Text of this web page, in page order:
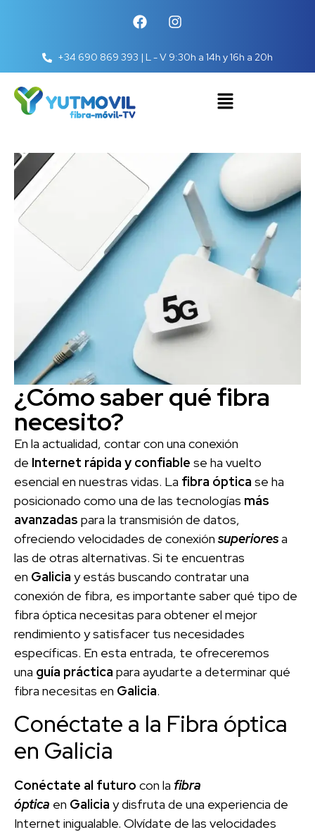
+34 690 869 393 | L - V 9:30h a 14h y 16h a 20h
¿Cómo saber qué fibra
necesito?
En la actualidad, contar con una conexión
de Internet rápida y confiable se ha vuelto
esencial en nuestras vidas. La fibra óptica se ha
posicionado como una de las tecnologías más
avanzadas para la transmisión de datos,
ofreciendo velocidades de conexión superioresa
las de otras alternativas. Si te encuentras
en Galicia y estás buscando contratar una
conexión de fibra, es importante saber qué tipo de
fibra óptica necesitas para obtener el mejor
rendimiento y satisfacer tus necesidades
específicas. En esta entrada, te ofreceremos
una guía práctica para ayudarte a determinar qué
fibra necesitas en Galicia.
Conéctate a la Fibra óptica
en Galicia
Conéctate al futuro con la fibra
óptica en Galicia y disfruta de una experiencia de
Internet inigualable. Olvídate de las velocidades